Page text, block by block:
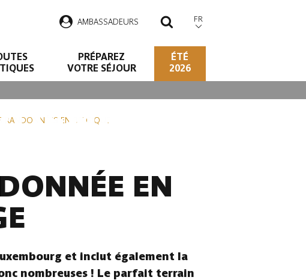
AMBASSADEURS RECHERCHER
FR
PRÉPAREZ
VOTRE SÉJOUR
ÉTÉ
2026
BELGE
RANDONNÉES EN BELGIQUE
EN
et inclut également la
nombreuses ! Le parfait terrain